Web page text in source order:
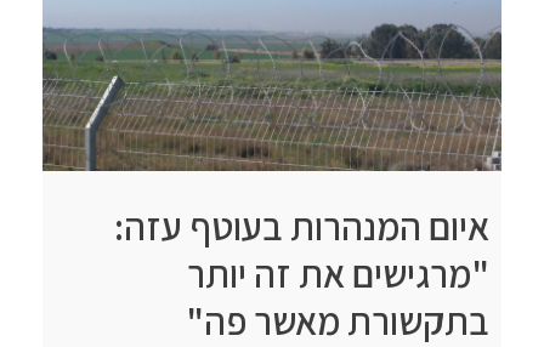
איום המנהרות בעוטף עזה:
"מרגישים את זה יותר
בתקשורת מאשר פה"